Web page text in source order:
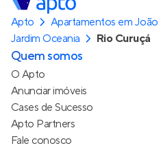
Apto
Apartamentos em João
Jardim Oceania
Rio Curuçá
Quem somos
O Apto
Anunciar imóveis
Cases de Sucesso
Apto Partners
Fale conosco